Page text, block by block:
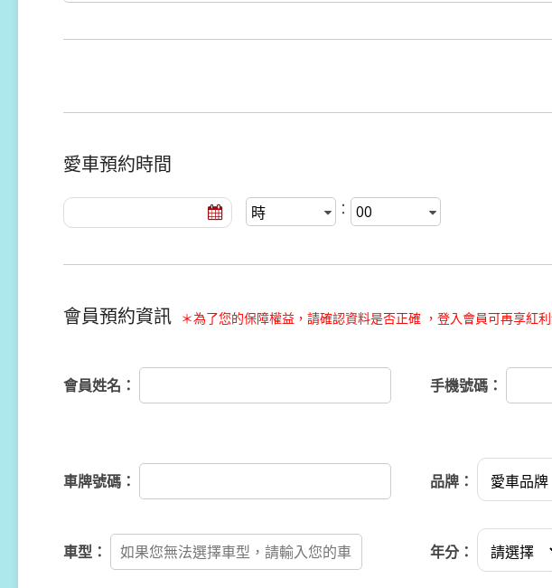
愛車預約時間
：
會員預約資訊 ＊為了您的保障權益，請確認資料是否正確 ，登入會員可再享紅
會員姓名： 手機號碼：
車牌號碼： 品牌：
車型： 年分：